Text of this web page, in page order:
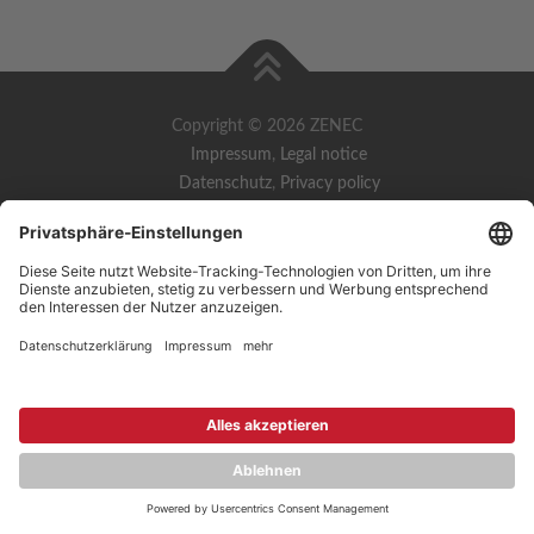
Copyright © 2026 ZENEC
Impressum, Legal notice
Datenschutz, Privacy policy
Dokumente zur Produktkonformität
Product Compliance
Documents